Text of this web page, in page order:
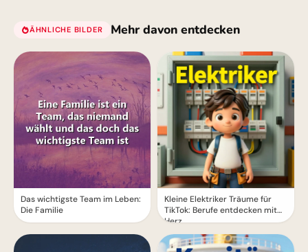
ÄHNLICHE BILDER Mehr davon entdecken
Das wichtigste Team im Leben:
Die Familie
WhatsApp.
Kleine Elektriker Träume für
TikTok: Berufe entdecken mit
Herz